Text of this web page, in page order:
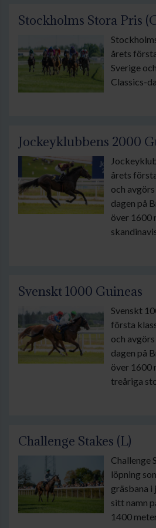
Stockholms Stora Pris
årets
Sverige
Classics-
Jockeyklubbens 2000
årets
och
dagen på
över 1600
Svenskt 1000 Guineas
Svenskt
första
och
dagen på
över 1600
treåriga
Challenge Stakes (L)
Challenge
löpning
gräsbana i
sitt namn
1400